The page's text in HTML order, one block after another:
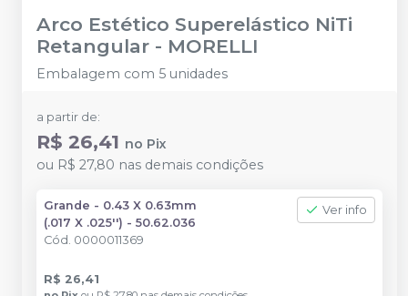
Arco Estético Superelástico NiTi
Retangular - MORELLI
Embalagem com 5 unidades
a partir de:
R$ 26,41 no Pix
ou R$ 27,80 nas demais condições
Grande - 0.43 X 0.63mm
(.017 X .025'') - 50.62.036
Cód. 0000011369
Ver info
R$ 26,41